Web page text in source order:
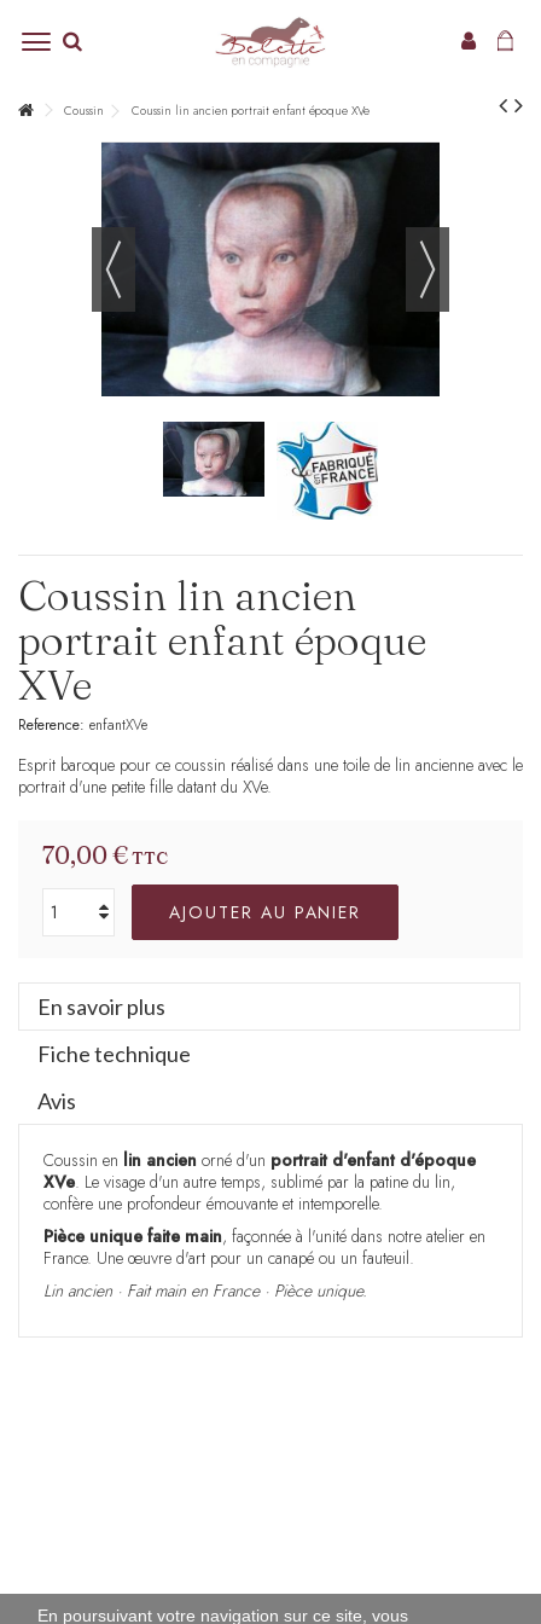
Coussin Coussin lin ancien portrait enfant époque XVe
Coussin lin ancien
portrait enfant époque
XVe
Reference: enfantXVe
Esprit baroque pour ce coussin réalisé dans une toile de lin ancienne avec le
portrait d'une petite fille datant du XVe.
70,00 €TTC
AJOUTER AU PANIER
En savoir plus
Fiche technique
Avis
Coussin en lin ancien orné d'un portrait d'enfant d'époque
XVe. Le visage d'un autre temps, sublimé par la patine du lin,
confère une profondeur émouvante et intemporelle.
Pièce unique faite main, façonnée à l'unité dans notre atelier en
France. Une œuvre d'art pour un canapé ou un fauteuil.
Lin ancien · Fait main en France · Pièce unique.
En poursuivant votre navigation sur ce site, vous